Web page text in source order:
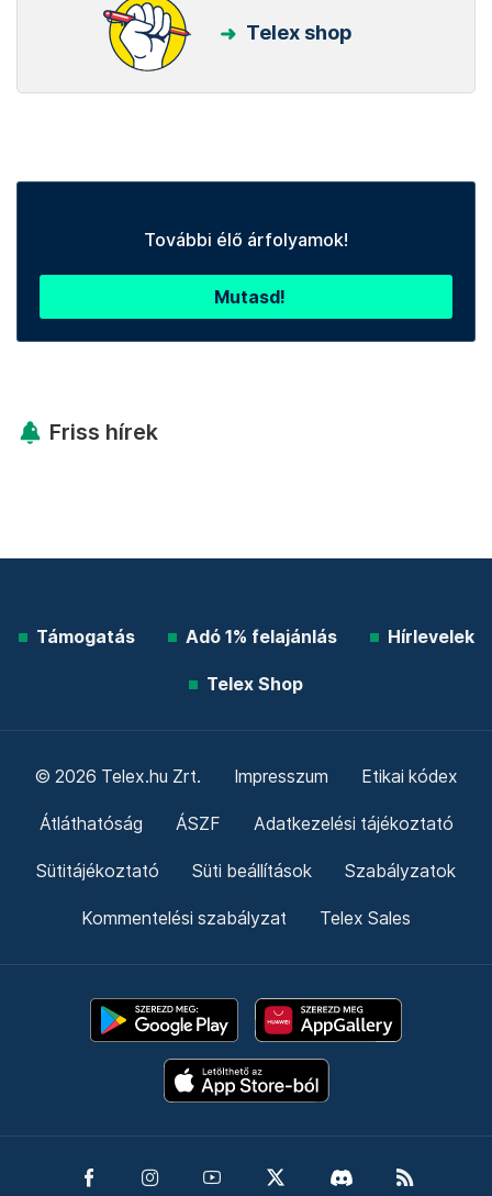
Telex shop
További élő árfolyamok!
Mutasd!
Friss hírek
Támogatás Adó 1% felajánlás Hírlevelek
Telex Shop
© 2026 Telex.hu Zrt. Impresszum Etikai kódex
Átláthatóság ÁSZF Adatkezelési tájékoztató
Sütitájékoztató Süti beállítások Szabályzatok
Kommentelési szabályzat Telex Sales